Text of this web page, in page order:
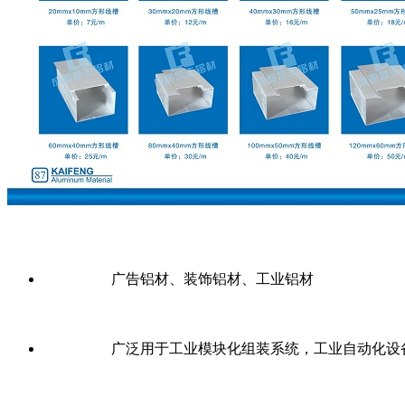
广告铝材、装饰铝材、工业铝材
广泛用于工业模块化组装系统，工业自动化设